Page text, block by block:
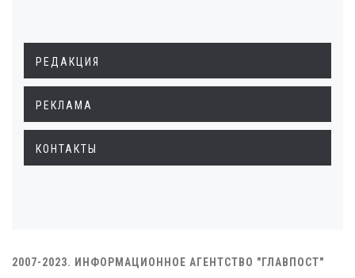
РЕДАКЦИЯ
РЕКЛАМА
КОНТАКТЫ
2007-2023. ИНФОРМАЦИОННОЕ АГЕНТСТВО "ГЛАВПОСТ"